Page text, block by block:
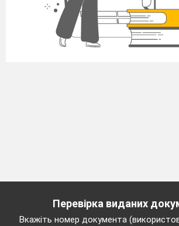
Перевірка виданих
Вкажіть номер документа